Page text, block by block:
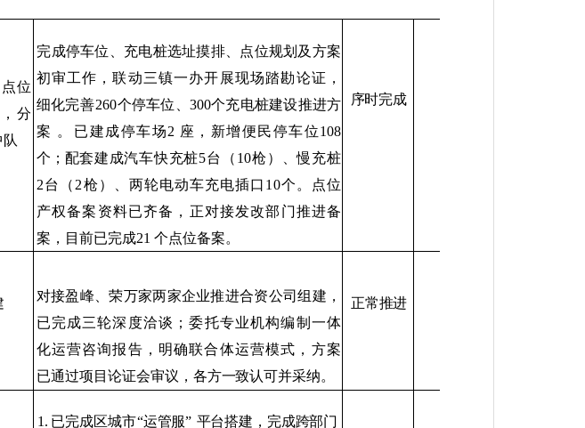
点位
，分
完成停车位、充电桩选址摸排、点位规划及方案
初审工作，联动三镇一办开展现场踏勘论证，
细化完善260个停车位、 300个充电桩建设推进方
案 。 已建成停车场2 座，新增便民停车位108
个；配套建成汽车快充桩5台（ 10枪）、慢充桩
2台（ 2枪）、两轮电动车充电插口 10个。点位
产权备案 资料已齐备，正对接发改部门推进备
案， 目前已完成21个点位备案。
序时完成
对接盈峰、荣万家两家企业推进合资公司组建，
已完成三轮深度洽谈；委托专业机构编制一体
化运营咨询报告，明确联合体运营模式，方案
已通过项目论证会审议，各方一致认可并采纳。
正常推进
1. 已完成区城市“运管服” 平台搭建，完成跨部门